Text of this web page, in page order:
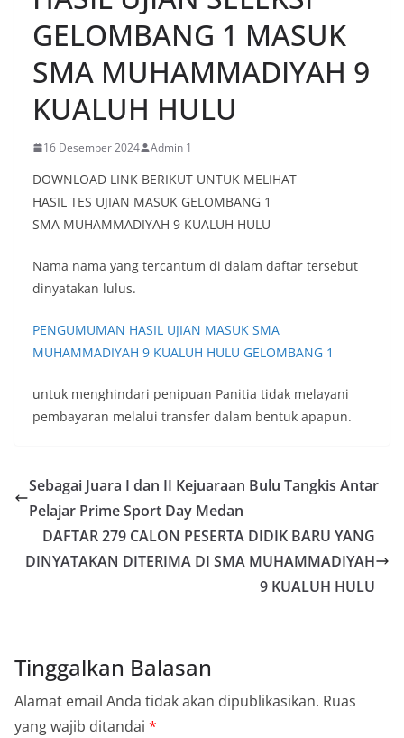
GELOMBANG 1 MASUK
SMA MUHAMMADIYAH 9
KUALUH HULU
16 Desember 2024 Admin 1
DOWNLOAD LINK BERIKUT UNTUK MELIHAT
HASIL TES UJIAN MASUK GELOMBANG 1
SMA MUHAMMADIYAH 9 KUALUH HULU
Nama nama yang tercantum di dalam daftar tersebut
dinyatakan lulus.
PENGUMUMAN HASIL UJIAN MASUK SMA
MUHAMMADIYAH 9 KUALUH HULU GELOMBANG 1
untuk menghindari penipuan Panitia tidak melayani
pembayaran melalui transfer dalam bentuk apapun.
Sebagai Juara I dan II Kejuaraan Bulu Tangkis Antar
Pelajar Prime Sport Day Medan
DAFTAR 279 CALON PESERTA DIDIK BARU YANG
DINYATAKAN DITERIMA DI SMA MUHAMMADIYAH
9 KUALUH HULU
Tinggalkan Balasan
Alamat email Anda tidak akan dipublikasikan. Ruas
yang wajib ditandai *